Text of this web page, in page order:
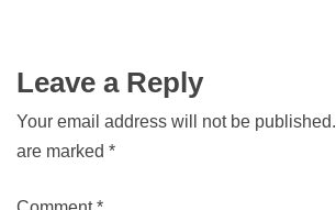
Leave a Reply
Your email address will not be published.
are marked *